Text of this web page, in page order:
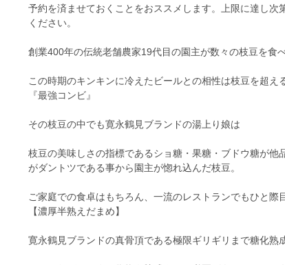
予約を済ませておくことをおススメします。上限に達し次
ください。
創業400年の伝統老舗農家19代目の園主が数々の枝豆を食
この時期のキンキンに冷えたビールとの相性は枝豆を超え
『最強コンビ』
その枝豆の中でも寛永鶴見ブランドの湯上り娘は
枝豆の美味しさの指標であるショ糖・果糖・ブドウ糖が他
がダントツである事から園主が惚れ込んだ枝豆。
ご家庭での食卓はもちろん、一流のレストランでもひと際
【濃厚半熟えだまめ】
寛永鶴見ブランドの真骨頂である極限ギリギリまで糖化熟